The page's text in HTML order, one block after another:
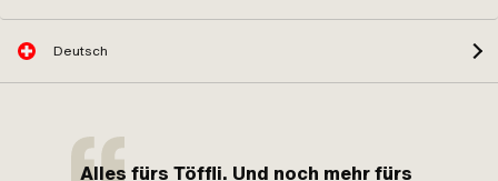
Deutsch
Alles fürs Töffli. Und noch mehr fürs